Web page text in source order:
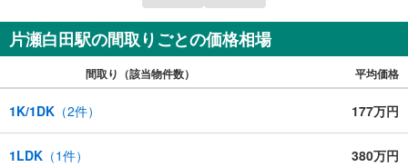
片瀬白田駅の間取りごとの価格相場
間取り（該当物件数） 平均価格
1K/1DK （2件） 177万円
1LDK （1件） 380万円